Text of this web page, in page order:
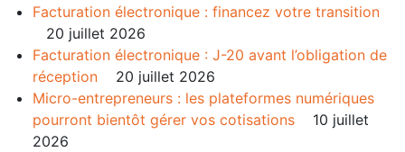
Facturation électronique : financez votre transition
20 juillet 2026
Facturation électronique : J-20 avant l’obligation de
réception
20 juillet 2026
Micro-entrepreneurs : les plateformes numériques
pourront bientôt gérer vos cotisations
10 juillet
2026